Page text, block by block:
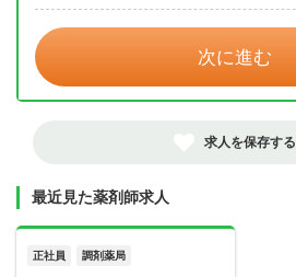
次に進む
求人を保存する
最近見た薬剤師求人
正社員 調剤薬局